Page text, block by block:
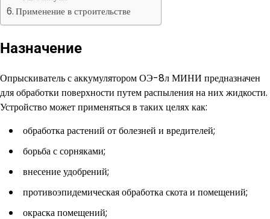
Применение в строительстве
Назначение
Опрыскиватель с аккумулятором ОЭ-8л МИНИ предназначен
для обработки поверхности путем распыления на них жидкости.
Устройство может применяться в таких целях как:
обработка растений от болезней и вредителей;
борьба с сорняками;
внесение удобрений;
противоэпидемическая обработка скота и помещений;
окраска помещений;